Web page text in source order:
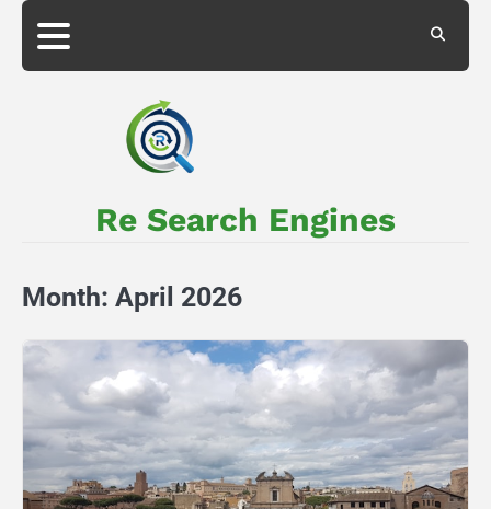
Skip
content
About
Privacy
Re Search Engines
Month: April 2026